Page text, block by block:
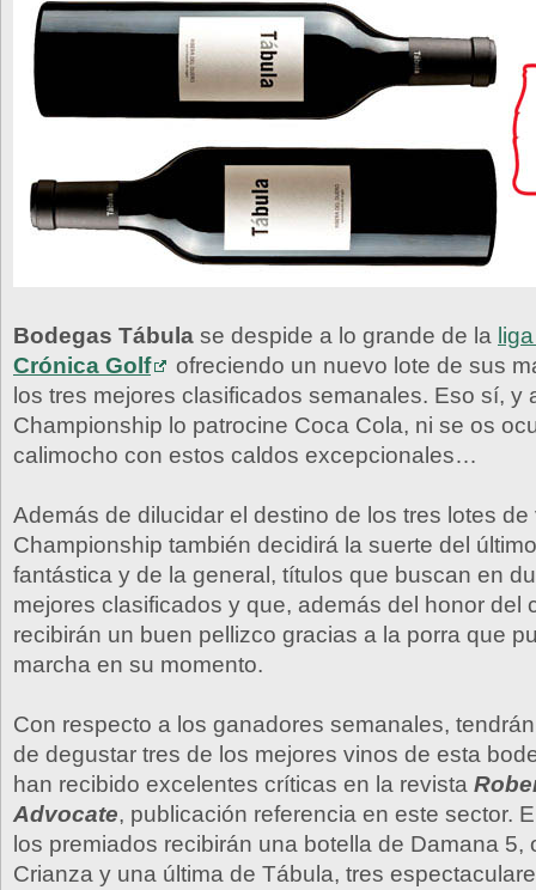
Bodegas Tábula se despide a lo grande de la
Crónica Golf
ofreciendo un nuevo lote de sus
los tres mejores clasificados semanales. Eso sí, y
Championship lo patrocine Coca Cola, ni se os
calimocho con estos caldos excepcionales…
Además de dilucidar el destino de los tres lotes de
Championship también decidirá la suerte del
fantástica y de la general, títulos que buscan en
mejores clasificados y que, además del honor del
recibirán un buen pellizco gracias a la porra que
marcha en su momento.
Con respecto a los ganadores semanales,
de degustar tres de los mejores vinos de esta
han recibido excelentes críticas en la revista
Advocate, publicación referencia en este sector.
los premiados recibirán una botella de Damana 5,
Crianza y una última de Tábula, tres